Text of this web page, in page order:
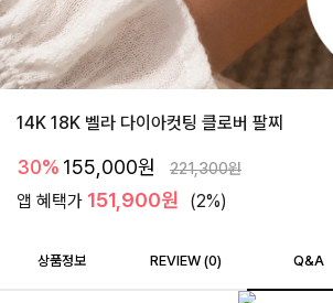
14K 18K 벨라 다이아컷팅 클로버 팔찌
30% 155,000원 221,300원
앱 혜택가 151,900원 (2%)
상품정보 REVIEW (0) Q&A